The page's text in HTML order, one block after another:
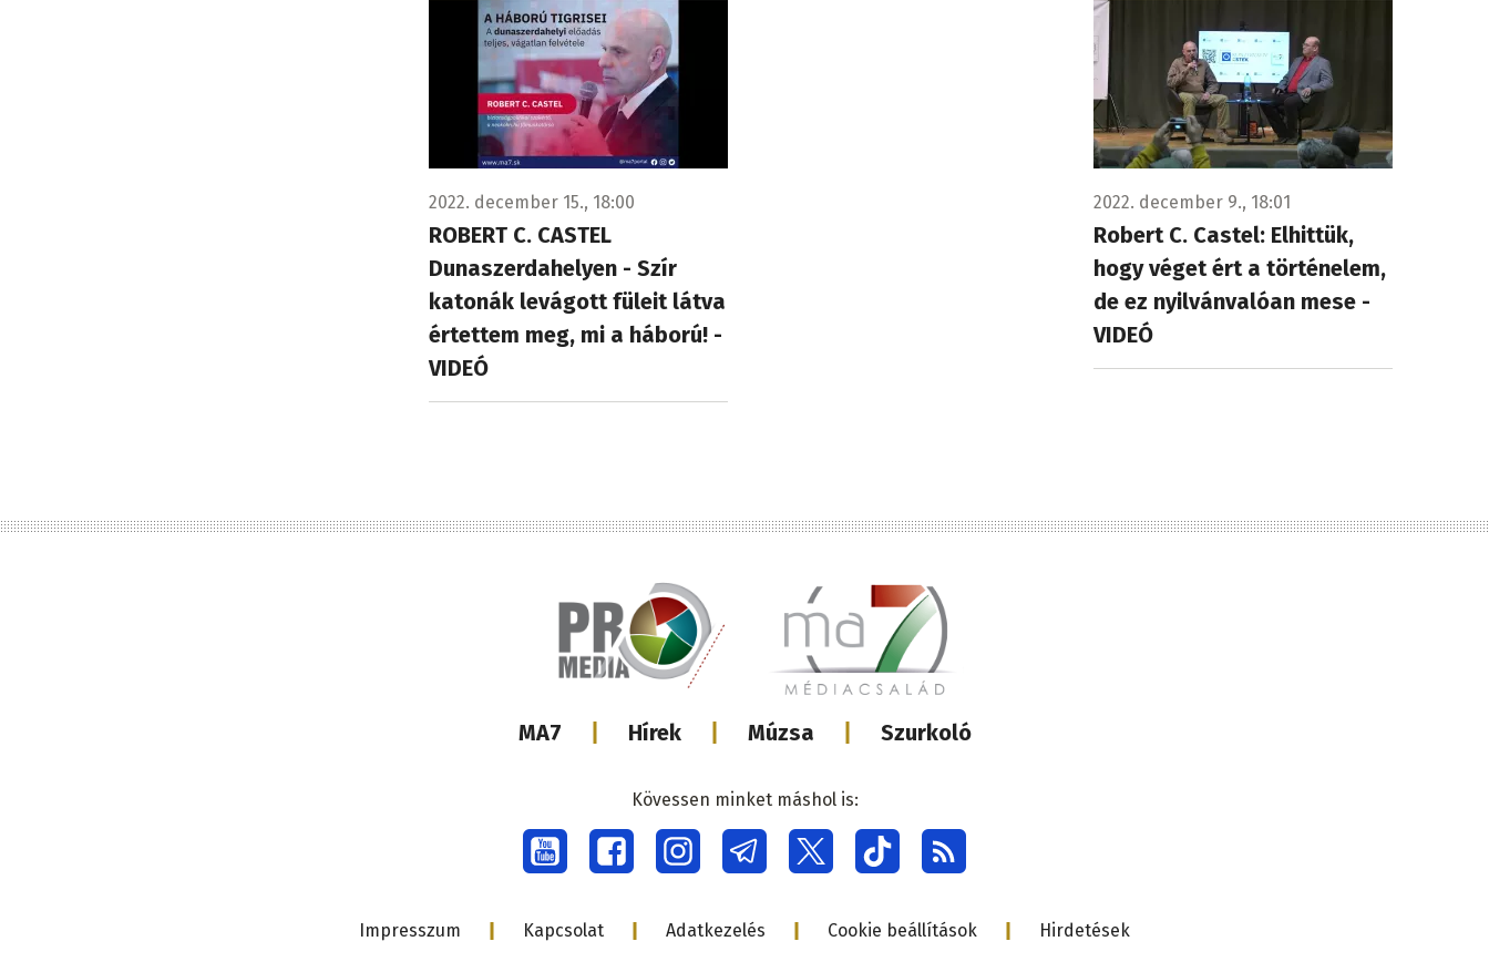
2022. december 15., 18:00
ROBERT C. CASTEL
Dunaszerdahelyen - Szír
katonák levágott füleit látva
értettem meg, mi a háború! -
VIDEÓ
2022. december 9., 18:01
Robert C. Castel: Elhittük,
hogy véget ért a történelem,
de ez nyilvánvalóan mese -
VIDEÓ
Lábléc
médiacsalád
MA7 Hírek Múzsa Szurkoló
Social
menu
Kövessen minket máshol is:
Lábléc
Impresszum Kapcsolat Adatkezelés Cookie beállítások Hirdetések